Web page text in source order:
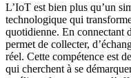
L’IoT est bien plus qu’un
technologique qui
quotidienne. En connectant
permet de collecter,
réel. Cette compétence est
qui cherchent à se